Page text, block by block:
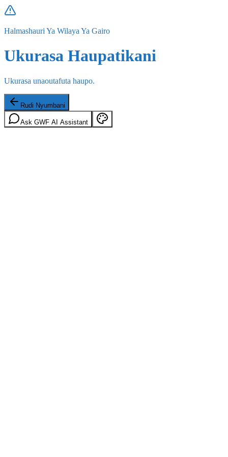
Halmashauri Ya Wilaya Ya Gairo
Ukurasa Haupatikani
Ukurasa unaoutafuta haupo.
Rudi Nyumbani
Ask GWF AI Assistant